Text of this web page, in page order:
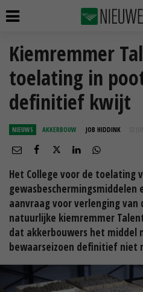
Kiemremmer
toelating in
definitief kwijt
NIEUWS AKKERBOUW JOB HIDDINK 02
Het College voor de toelating
aanvraag voor verlenging
natuurlijke kiemremmer
dat akkerbouwers het middel
bewaarseizoen definitief niet